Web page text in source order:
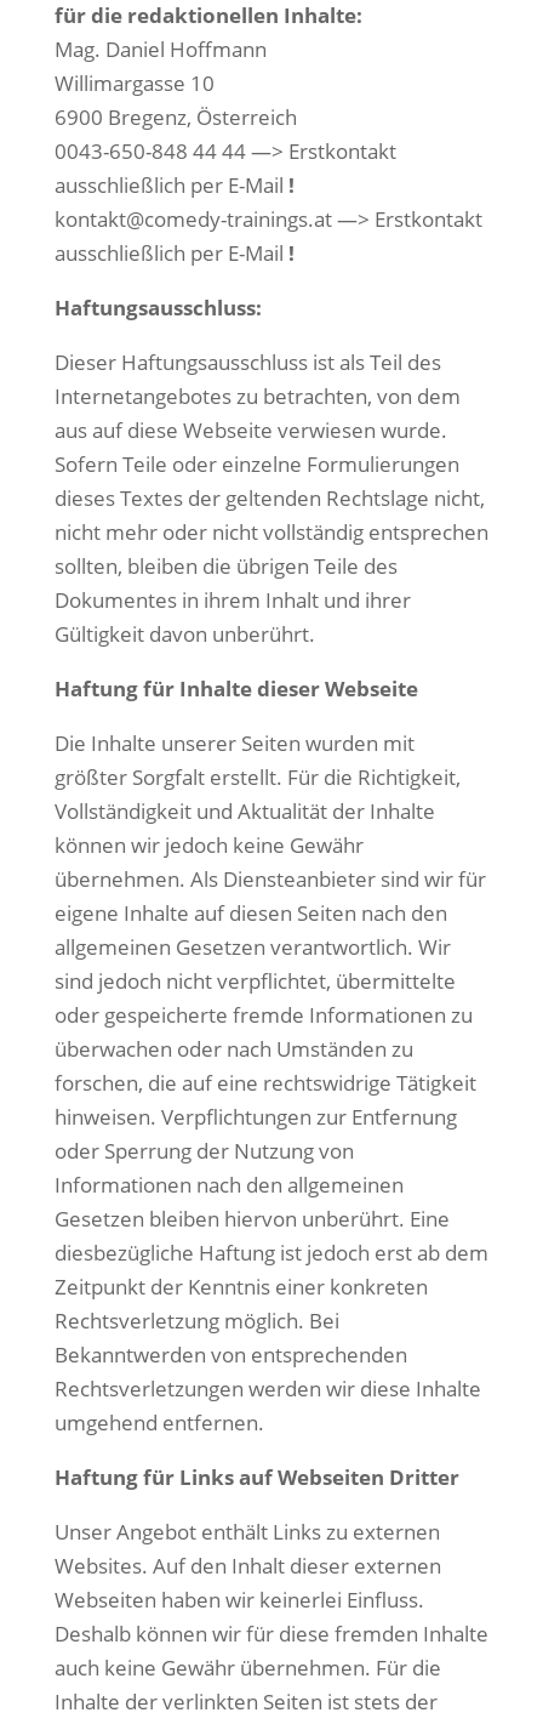
für die redaktionellen Inhalte:
Mag. Daniel Hoffmann
Willimargasse 10
6900 Bregenz, Österreich
0043-650-848 44 44 —> Erstkontakt
ausschließlich per E-Mail !
kontakt@comedy-trainings.at —> Erstkontakt
ausschließlich per E-Mail !
Haftungsausschluss:
Dieser Haftungsausschluss ist als Teil des
Internetangebotes zu betrachten, von dem
aus auf diese Webseite verwiesen wurde.
Sofern Teile oder einzelne Formulierungen
dieses Textes der geltenden Rechtslage nicht,
nicht mehr oder nicht vollständig entsprechen
sollten, bleiben die übrigen Teile des
Dokumentes in ihrem Inhalt und ihrer
Gültigkeit davon unberührt.
Haftung für Inhalte dieser Webseite
Die Inhalte unserer Seiten wurden mit
größter Sorgfalt erstellt. Für die Richtigkeit,
Vollständigkeit und Aktualität der Inhalte
können wir jedoch keine Gewähr
übernehmen. Als Diensteanbieter sind wir für
eigene Inhalte auf diesen Seiten nach den
allgemeinen Gesetzen verantwortlich. Wir
sind jedoch nicht verpflichtet, übermittelte
oder gespeicherte fremde Informationen zu
überwachen oder nach Umständen zu
forschen, die auf eine rechtswidrige Tätigkeit
hinweisen. Verpflichtungen zur Entfernung
oder Sperrung der Nutzung von
Informationen nach den allgemeinen
Gesetzen bleiben hiervon unberührt. Eine
diesbezügliche Haftung ist jedoch erst ab dem
Zeitpunkt der Kenntnis einer konkreten
Rechtsverletzung möglich. Bei
Bekanntwerden von entsprechenden
Rechtsverletzungen werden wir diese Inhalte
umgehend entfernen.
Haftung für Links auf Webseiten Dritter
Unser Angebot enthält Links zu externen
Websites. Auf den Inhalt dieser externen
Webseiten haben wir keinerlei Einfluss.
Deshalb können wir für diese fremden Inhalte
auch keine Gewähr übernehmen. Für die
Inhalte der verlinkten Seiten ist stets der